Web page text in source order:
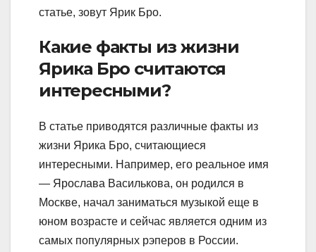
статье, зовут Ярик Бро.
Какие факты из жизни
Ярика Бро считаются
интересными?
В статье приводятся различные факты из
жизни Ярика Бро, считающиеся
интересными. Например, его реальное имя
— Ярослава Василькова, он родился в
Москве, начал заниматься музыкой еще в
юном возрасте и сейчас является одним из
самых популярных рэперов в России.